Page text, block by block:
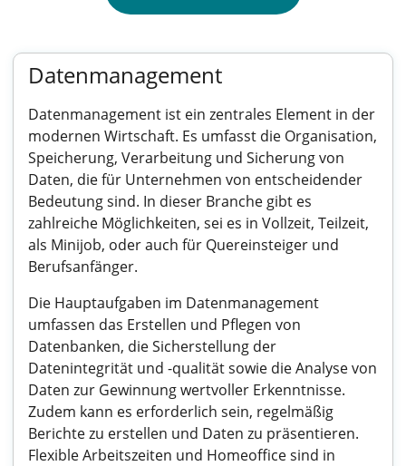
Datenmanagement
Datenmanagement ist ein zentrales Element in der
modernen Wirtschaft. Es umfasst die Organisation,
Speicherung, Verarbeitung und Sicherung von
Daten, die für Unternehmen von entscheidender
Bedeutung sind. In dieser Branche gibt es
zahlreiche Möglichkeiten, sei es in Vollzeit, Teilzeit,
als Minijob, oder auch für Quereinsteiger und
Berufsanfänger.
Die Hauptaufgaben im Datenmanagement
umfassen das Erstellen und Pflegen von
Datenbanken, die Sicherstellung der
Datenintegrität und -qualität sowie die Analyse von
Daten zur Gewinnung wertvoller Erkenntnisse.
Zudem kann es erforderlich sein, regelmäßig
Berichte zu erstellen und Daten zu präsentieren.
Flexible Arbeitszeiten und Homeoffice sind in